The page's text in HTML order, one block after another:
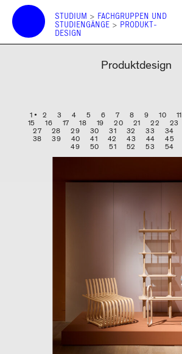
STUDIUM > FACHGRUPPEN UND
STUDIEN­GÄNGE > PRODUKT­
DESIGN
Produktdesign
1 2 3 4 5 6 7 8 9 10 11
15
16 17 18 19 20 21 22 23
27
28 29 30 31 32 33 34
38
39 40 41 42 43 44 45
49
50 51 52 53 54